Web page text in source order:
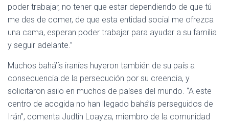
poder trabajar, no tener que estar dependiendo de que tú
me des de comer, de que esta entidad social me ofrezca
una cama, esperan poder trabajar para ayudar a su familia
y seguir adelante.”
Muchos bahá’ís iraníes huyeron también de su país a
consecuencia de la persecución por su creencia, y
solicitaron asilo en muchos de países del mundo. “A este
centro de acogida no han llegado bahá’ís perseguidos de
Irán”, comenta Judtih Loayza, miembro de la comunidad